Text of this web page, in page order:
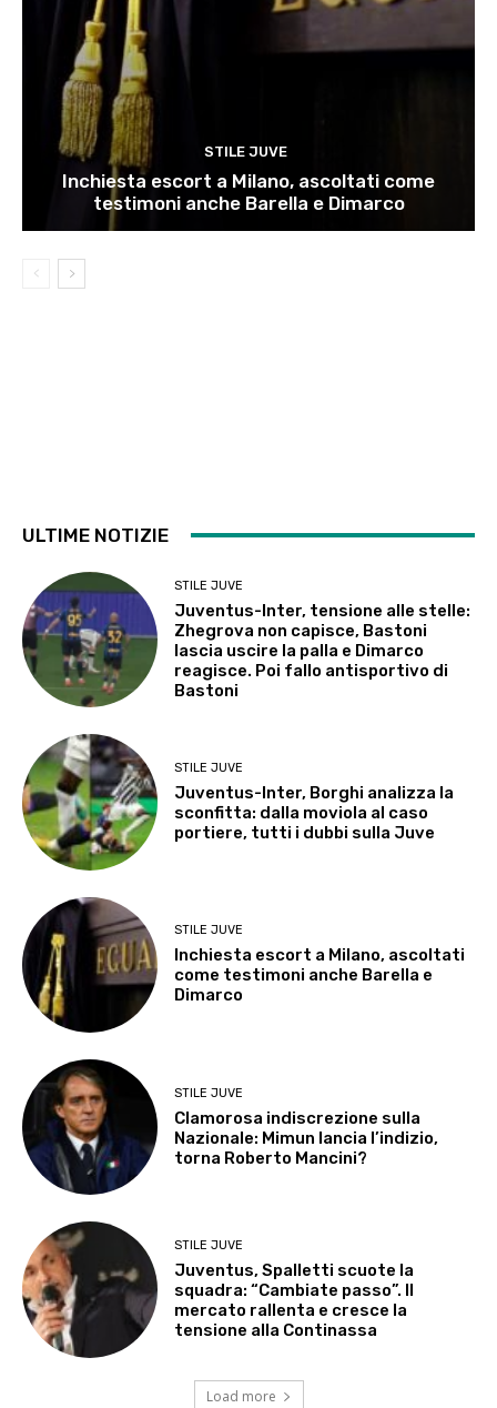
STILE JUVE
Inchiesta escort a Milano, ascoltati come
testimoni anche Barella e Dimarco
ULTIME NOTIZIE
STILE JUVE
Juventus-Inter, tensione alle stelle:
Zhegrova non capisce, Bastoni
lascia uscire la palla e Dimarco
reagisce. Poi fallo antisportivo di
Bastoni
STILE JUVE
Juventus-Inter, Borghi analizza la
sconfitta: dalla moviola al caso
portiere, tutti i dubbi sulla Juve
STILE JUVE
Inchiesta escort a Milano, ascoltati
come testimoni anche Barella e
Dimarco
STILE JUVE
Clamorosa indiscrezione sulla
Nazionale: Mimun lancia l’indizio,
torna Roberto Mancini?
STILE JUVE
Juventus, Spalletti scuote la
squadra: “Cambiate passo”. Il
mercato rallenta e cresce la
tensione alla Continassa
Load more